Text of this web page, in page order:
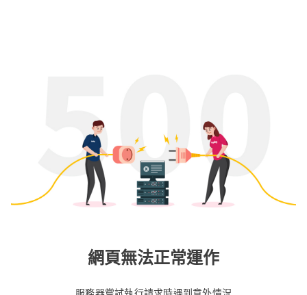
網頁無法正常運作